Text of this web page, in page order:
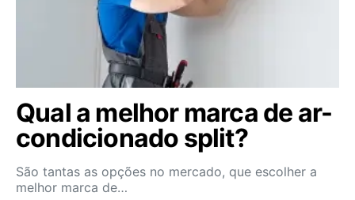
Qual a melhor marca de ar-
condicionado split?
São tantas as opções no mercado, que escolher a
melhor marca de…